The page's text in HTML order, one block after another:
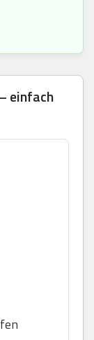
einfach